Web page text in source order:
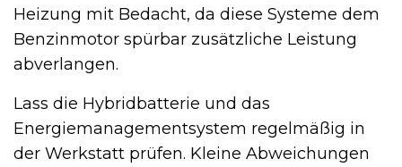
Heizung mit Bedacht, da diese Systeme dem
Benzinmotor spürbar zusätzliche Leistung
abverlangen.
Lass die Hybridbatterie und das
Energiemanagementsystem regelmäßig in
der Werkstatt prüfen. Kleine Abweichungen